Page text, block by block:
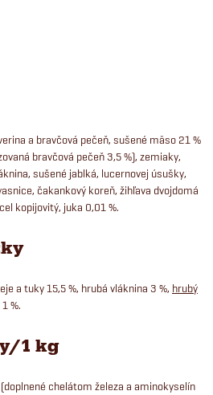
a bravčová pečeň, sušené mäso 21 %
bravčová pečeň 3,5 %), zemiaky,
sušené jablká, lucernovej úsušky,
čakankový koreň, žihľava dvojdomá
kopijovitý, juka 0,01 %.
a tuky 15,5 %, hrubá vláknina 3 %, hrubý
%.
1 kg
chelátom železa a aminokyselín